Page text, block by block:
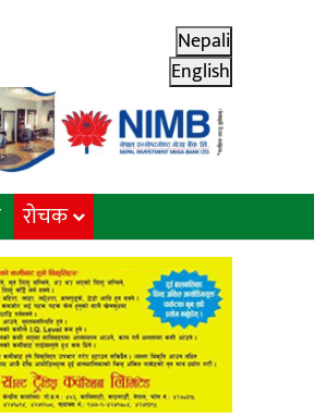
Nepali
English
राेचक